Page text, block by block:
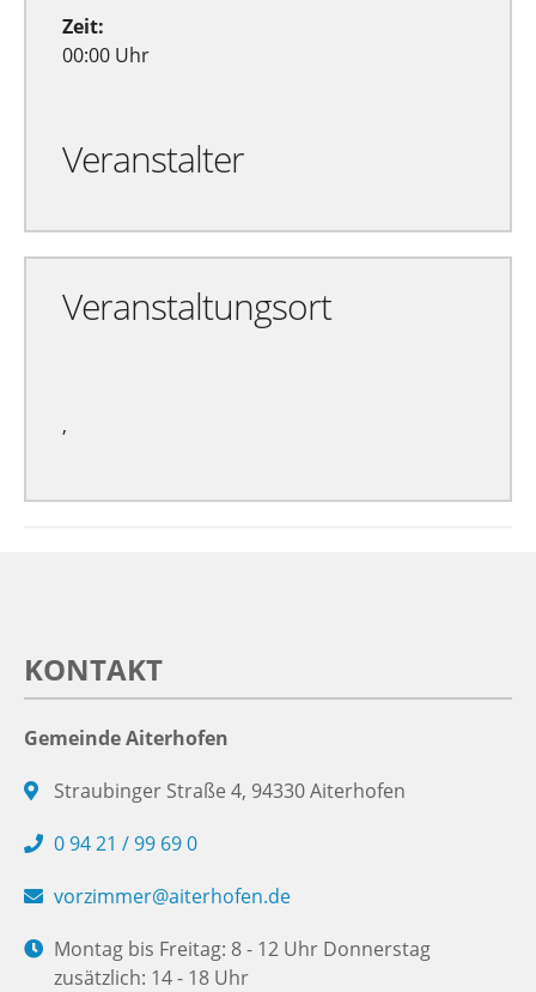
Zeit:
00:00 Uhr
Veranstalter
Veranstaltungsort
,
KONTAKT
Gemeinde Aiterhofen
Straubinger Straße 4, 94330 Aiterhofen
0 94 21 / 99 69 0
vorzimmer@aiterhofen.de
Montag bis Freitag: 8 - 12 Uhr Donnerstag
zusätzlich: 14 - 18 Uhr